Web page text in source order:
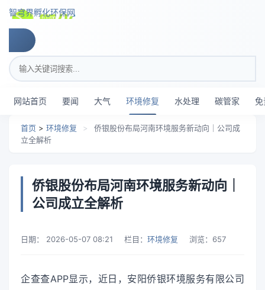
智穹界孵化环保网
搜索关键词
网站首页 要闻 大气 环境修复 水处理 碳管家 免
首页 > 环境修复 >
侨银股份布局河南环境服务新动向｜公司成
立全解析
侨银股份布局河南环境服务新动向｜
公司成立全解析
日期： 2026-05-07 08:21 栏目： 环境修复 浏览： 657
企查查APP显示，近日，安阳侨银环境服务有限公司